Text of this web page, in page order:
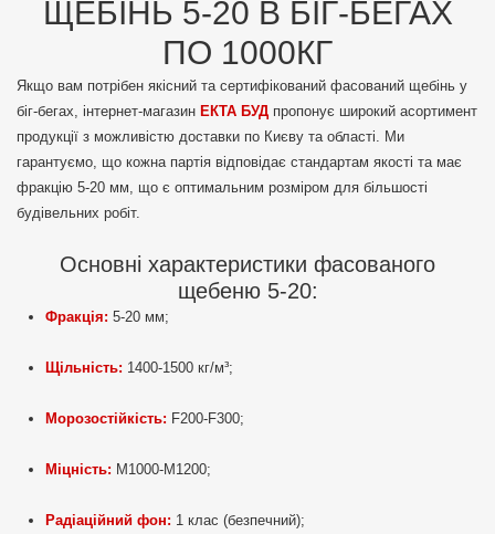
ЩЕБІНЬ 5-20 В БІГ-БЕГАХ
ПО 1000КГ
Якщо вам потрібен якісний та сертифікований фасований щебінь у
біг-бегах, інтернет-магазин ЕКТА БУД пропонує широкий асортимент
продукції з можливістю доставки по Києву та області. Ми
гарантуємо, що кожна партія відповідає стандартам якості та має
фракцію 5-20 мм, що є оптимальним розміром для більшості
будівельних робіт.
Основні характеристики фасованого
щебеню 5-20:
Фракція: 5-20 мм;
Щільність: 1400-1500 кг/м³;
Морозостійкість: F200-F300;
Міцність: М1000-М1200;
Радіаційний фон: 1 клас (безпечний);